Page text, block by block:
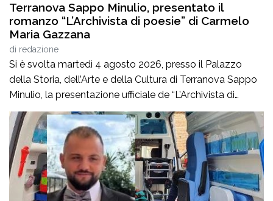
Terranova Sappo Minulio, presentato il
romanzo “L’Archivista di poesie” di Carmelo
Maria Gazzana
di redazione
Si è svolta martedì 4 agosto 2026, presso il Palazzo
della Storia, dell’Arte e della Cultura di Terranova Sappo
Minulio, la presentazione ufficiale de “L’Archivista di
poesie”, secondo romanzo del giovane scrittore Carmelo
Maria Gazzana.La serata ha rappresentato un
importante momento d’incontro tra letteratura, arte e
territorio, offrendo al pubblico l’opportunità di conoscere
più da […]